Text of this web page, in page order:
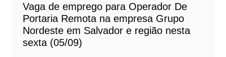
Vaga de emprego para Operador De
Portaria Remota na empresa Grupo
Nordeste em Salvador e região nesta
sexta (05/09)